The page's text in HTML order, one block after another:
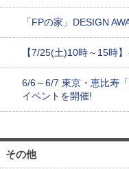
「FPの家」DESIGN
【7/25(土)10時～15時
6/6～6/7 東京・恵比寿
イベントを開催!
その他